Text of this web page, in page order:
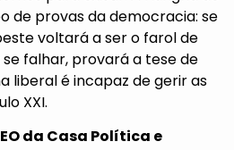
de provas da democracia: se
voltará a ser o farol de
se falhar, provará a tese de
liberal é incapaz de gerir as
XXI.
da Casa Política e